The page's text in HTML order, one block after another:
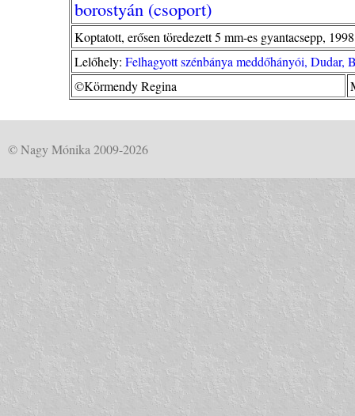
borostyán (csoport)
Koptatott, erősen töredezett 5 mm-es gyantacsepp,
Lelőhely: Felhagyott szénbánya meddőhányói, Dudar,
©Körmendy Regina
© Nagy Mónika 2009-2026